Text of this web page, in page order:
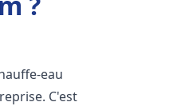
eau
C'est